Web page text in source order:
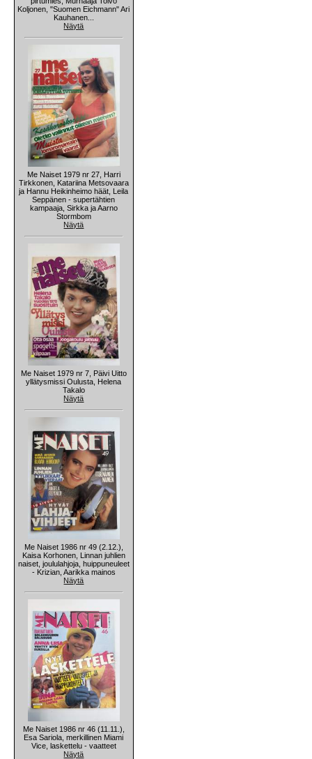
Koljonen, "Suomen Eichmann" Ari
Kauhanen...
Näytä
Me Naiset 1979 nr 27, Harri
Tirkkonen, Katariina Metsovaara
ja Hannu Heikinheimo häät, Leila
Seppänen - supertähtien
kampaaja, Sirkka ja Aarno
Stormbom
Näytä
Me Naiset 1979 nr 7, Päivi Uitto
yllätysmissi Oulusta, Helena
Takalo
Näytä
Me Naiset 1986 nr 49 (2.12.),
Kaisa Korhonen, Linnan juhlien
naiset, joululahjoja, huippuneuleet
- Krizian, Aarikka mainos
Näytä
Me Naiset 1986 nr 46 (11.11.),
Esa Sariola, merkillinen Miami
Vice, laskettelu - vaatteet
Näytä